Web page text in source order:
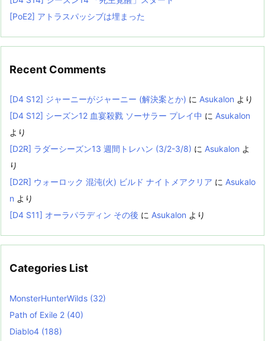
[PoE2] アトラスパッシブは埋まった
Recent Comments
[D4 S12] ジャーニーがジャーニー (解決案とか) に Asukalon より
[D4 S12] シーズン12 血宴殺戮 ソーサラー プレイ中 に Asukalon
より
[D2R] ラダーシーズン13 週間トレハン (3/2-3/8) に Asukalon よ
り
[D2R] ウォーロック 混沌(火) ビルド ナイトメアクリア に Asukalo
n より
[D4 S11] オーラパラディン その後 に Asukalon より
Categories List
MonsterHunterWilds (32)
Path of Exile 2 (40)
Diablo4 (188)